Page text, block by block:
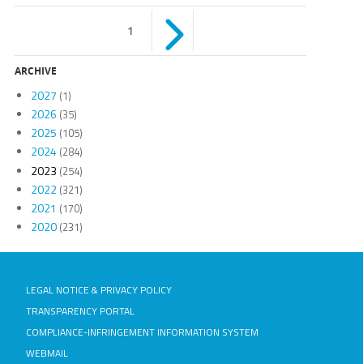
Páginas
1
ARCHIVE
2027 (1)
2026 (35)
2025 (105)
2024(284)
2023 (254)
2022(321)
2021 (170)
2020(231)
LEGAL NOTICE & PRIVACY POLICY
TRANSPARENCY PORTAL
COMPLIANCE-INFRINGEMENT INFORMATION SYSTEM
WEBMAIL